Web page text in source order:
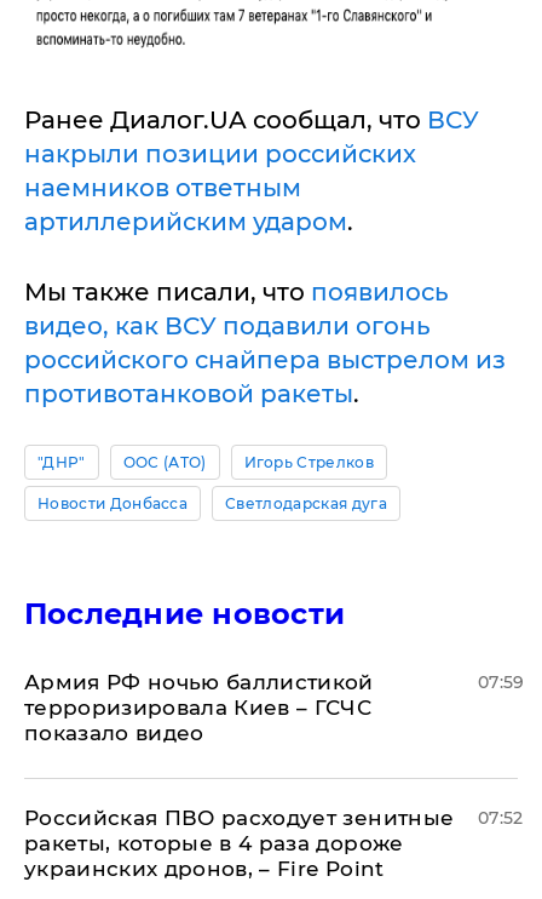
Ранее Диалог.UA сообщал, что ВСУ
накрыли позиции российских
наемников ответным
артиллерийским ударом.
Мы также писали, что появилось
видео, как ВСУ подавили огонь
российского снайпера выстрелом из
противотанковой ракеты.
"ДНР" ООС (АТО) Игорь Стрелков
Новости Донбасса Светлодарская дуга
Последние новости
Армия РФ ночью баллистикой
терроризировала Киев – ГСЧС
показало видео
07:59
Российская ПВО расходует зенитные
ракеты, которые в 4 раза дороже
украинских дронов, – Fire Point
07:52